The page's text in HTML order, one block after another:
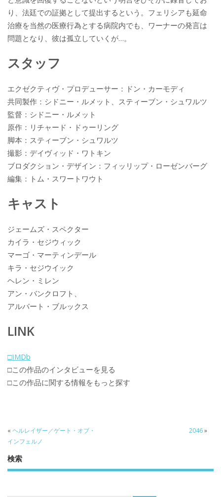
り、法廷での証拠として提出するという。フェリシアも延命
治療を当然の医療行為とする病院内でも、ワーナーの発言は
問題となり、彼は孤立していくが…。
スタッフ
エクゼクティヴ・プロデューサー：ドン・カーモディ
共同製作：シドニー・ルメット、スティーブン・シュワルツ
監督：シドニー・ルメット
原作：リチャード・ドゥーリング
脚本：スティーブン・シュワルツ
撮影：デイヴィッド・ワトキン
ブロダクション・デザイン：フィッリップ・ローゼンバーグ
編集：トム・スワートワウト
キャスト
ジェームズ・スペクター
カイラ・セジウィック
マーゴ・マーティンデール
キラ・セジウイック
ヘレン・ミレン
アン・バンクロフト、
アルバート・ブルックス
LINK
□IMDb
□この作品のインタビューを見る
□この作品に関する情報をもっと探す
« ヘルレイザー／ゲート・オブ・
インフェルノ
2046»
検索